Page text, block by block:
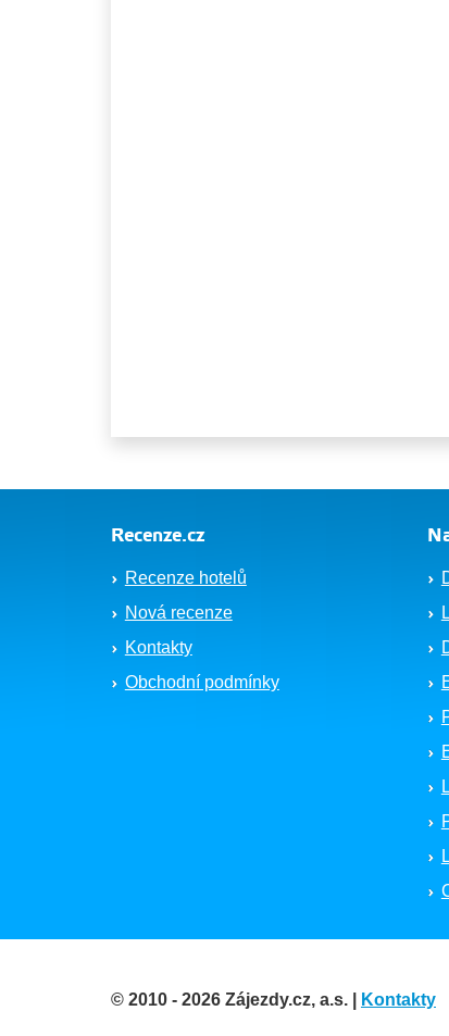
Recenze.cz
Recenze hotelů
Nová recenze
Kontakty
Obchodní podmínky
© 2010 - 2026 Zájezdy.cz, a.s. | Kontakty